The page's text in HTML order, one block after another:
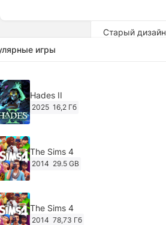
Старый дизайн
игры
Hades II
2025 16,2 Гб
The Sims 4
2014 29.5 GB
The Sims 4
2014 78,73 Гб